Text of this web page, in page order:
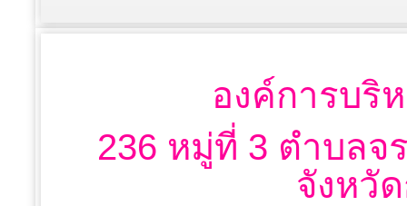
องค์การบริ
236 หมู่ที่ 3 ตำบลจ
จังหวั